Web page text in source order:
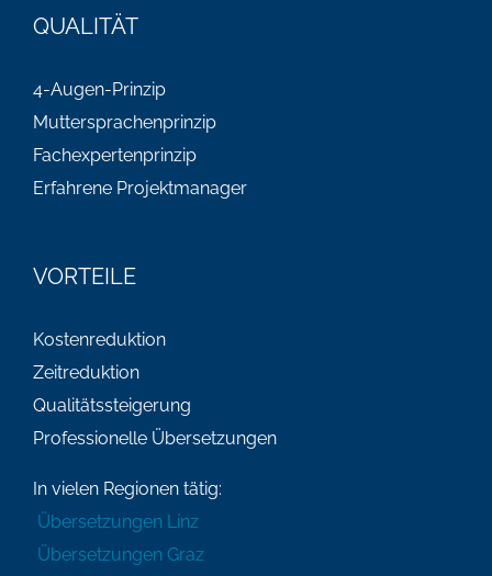
QUALITÄT
4-Augen-Prinzip
Muttersprachenprinzip
Fachexpertenprinzip
Erfahrene Projektmanager
VORTEILE
Kostenreduktion
Zeitreduktion
Qualitätssteigerung
Professionelle Übersetzungen
In vielen Regionen tätig:
Übersetzungen Linz
Übersetzungen Graz